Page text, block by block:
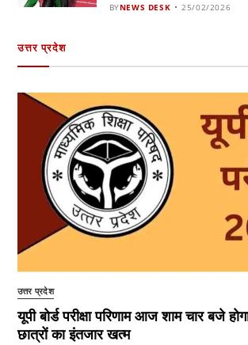
BYNEWS DESK 25/02/2026
उत्तर प्रदेश
उत्तर प्रदेश
यूपी बोर्ड परीक्षा परिणाम आज शाम चार बजे
छात्रों का इंतजार खत्म